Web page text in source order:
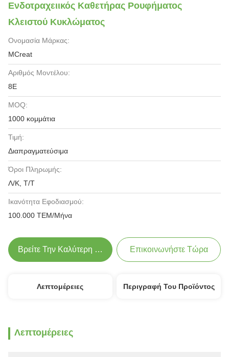
Ενδοτραχειικός Καθετήρας Ρουφήματος
Κλειστού Κυκλώματος
Ονομασία Μάρκας:
MCreat
Αριθμός Μοντέλου:
8Ε
MOQ:
1000 κομμάτια
Τιμή:
Διαπραγματεύσιμα
Όροι Πληρωμής:
Λ/Κ, Τ/Τ
Ικανότητα Εφοδιασμού:
100.000 ΤΕΜ/Μήνα
Βρείτε Την Καλύτερη Τιμή Επικοινωνήστε Τώρα
Λεπτομέρειες Περιγραφή Του Προϊόντος
Λεπτομέρειες